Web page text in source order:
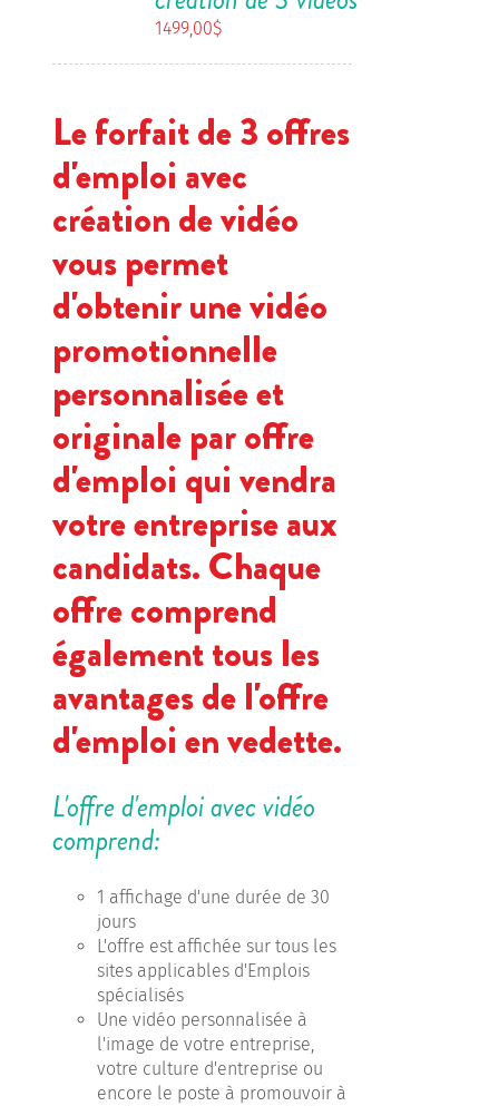
1499,00$
Le forfait de 3 offres
d'emploi avec
création de vidéo
vous permet
d'obtenir une vidéo
promotionnelle
personnalisée et
originale par offre
d'emploi qui vendra
votre entreprise aux
candidats. Chaque
offre comprend
également tous les
avantages de l'offre
d'emploi en vedette.
L'offre d'emploi avec vidéo
comprend:
1 affichage d'une durée de 30
jours
L'offre est affichée sur tous les
sites applicables d'Emplois
spécialisés
Une vidéo personnalisée à
l'image de votre entreprise,
votre culture d'entreprise ou
encore le poste à promouvoir à